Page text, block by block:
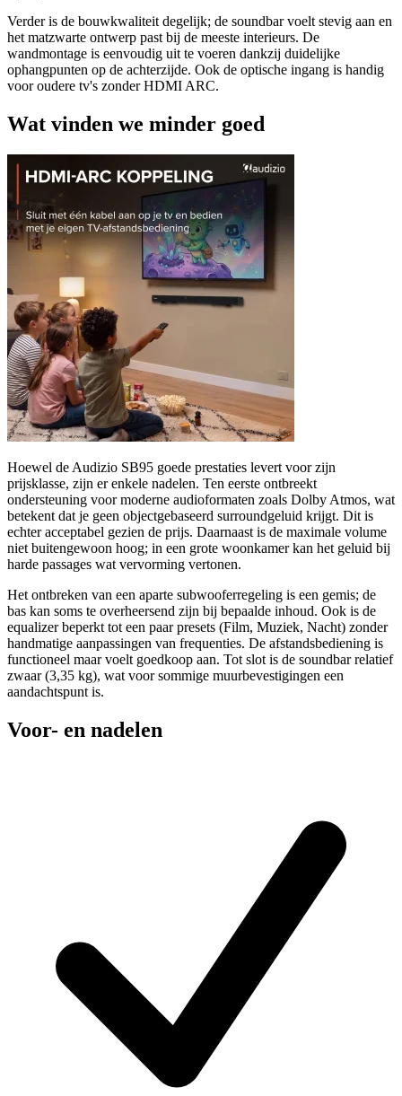
Verder is de bouwkwaliteit degelijk; de soundbar voelt stevig aan en
het matzwarte ontwerp past bij de meeste interieurs. De
wandmontage is eenvoudig uit te voeren dankzij duidelijke
ophangpunten op de achterzijde. Ook de optische ingang is handig
voor oudere tv's zonder HDMI ARC.
Wat vinden we minder goed
Hoewel de Audizio SB95 goede prestaties levert voor zijn
prijsklasse, zijn er enkele nadelen. Ten eerste ontbreekt
ondersteuning voor moderne audioformaten zoals Dolby Atmos, wat
betekent dat je geen objectgebaseerd surroundgeluid krijgt. Dit is
echter acceptabel gezien de prijs. Daarnaast is de maximale volume
niet buitengewoon hoog; in een grote woonkamer kan het geluid bij
harde passages wat vervorming vertonen.
Het ontbreken van een aparte subwooferregeling is een gemis; de
bas kan soms te overheersend zijn bij bepaalde inhoud. Ook is de
equalizer beperkt tot een paar presets (Film, Muziek, Nacht) zonder
handmatige aanpassingen van frequenties. De afstandsbediening is
functioneel maar voelt goedkoop aan. Tot slot is de soundbar relatief
zwaar (3,35 kg), wat voor sommige muurbevestigingen een
aandachtspunt is.
Voor- en nadelen